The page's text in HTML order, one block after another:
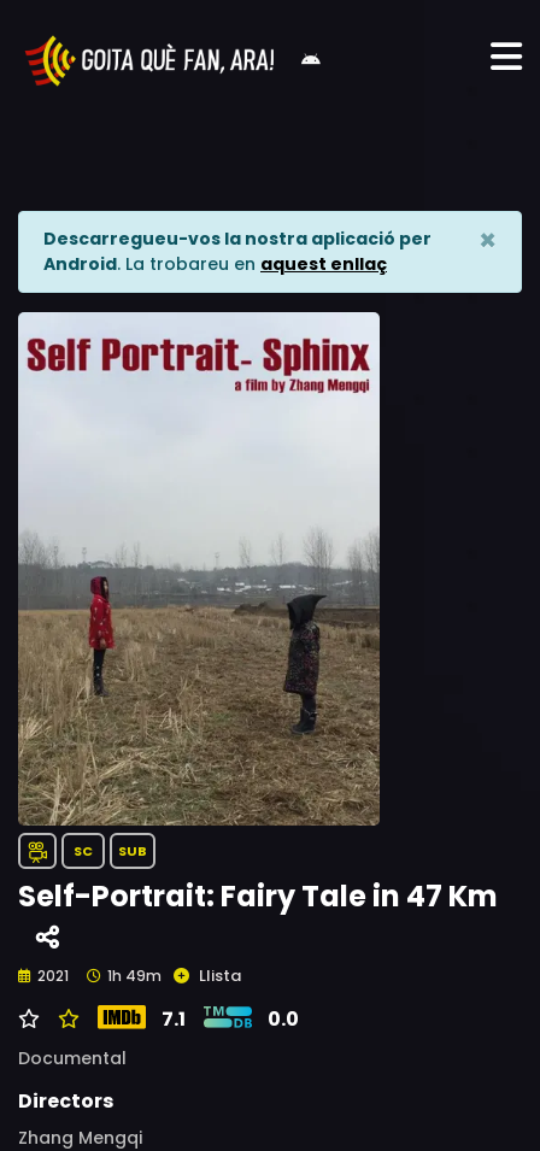
Descarregueu-vos la nostra aplicació per
Android. La trobareu en aquest enllaç
×
SC SUB
Self-Portrait: Fairy Tale in 47 Km
2021 1h 49m Llista
7.1 0.0
Documental
Directors
Zhang Mengqi